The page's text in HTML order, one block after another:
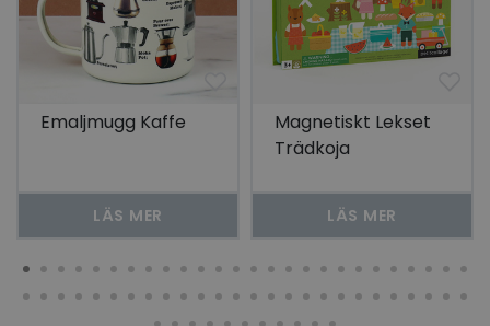
Emaljmugg Kaffe
LÄS MER
Magnetiskt Lekset
Trädkoja
LÄS MER